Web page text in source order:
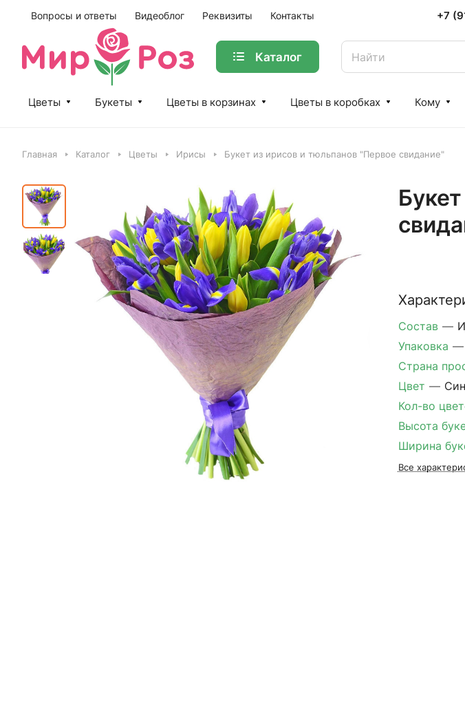
Вопросы и ответы Видеоблог Реквизиты Контакты +7
Каталог
Цветы Букеты Цветы в корзинах Цветы в коробках Кому
Главная Каталог Цветы Ирисы Букет из ирисов и тюльпанов "Первое свидание"
Состав —
Упаковка —
Страна
Цвет —
Кол-во
Высота
Ширина
Все